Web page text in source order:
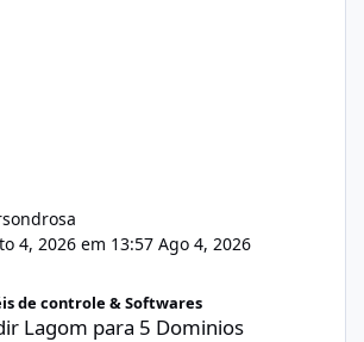
4, 2026 em 13:57 Ago 4, 2026
Dominios
de controle & Softwares
Lagom para 5 Dominios